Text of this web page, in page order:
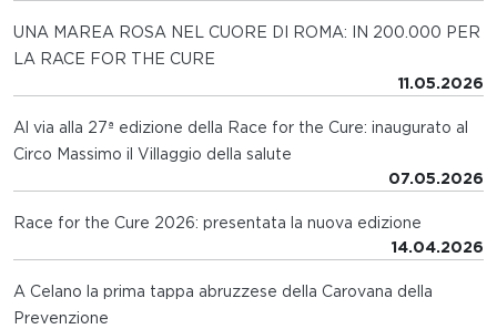
UNA MAREA ROSA NEL CUORE DI ROMA: IN 200.000 PER
LA RACE FOR THE CURE
11.05.2026
Al via alla 27ª edizione della Race for the Cure: inaugurato al
Circo Massimo il Villaggio della salute
07.05.2026
Race for the Cure 2026: presentata la nuova edizione
14.04.2026
A Celano la prima tappa abruzzese della Carovana della
Prevenzione